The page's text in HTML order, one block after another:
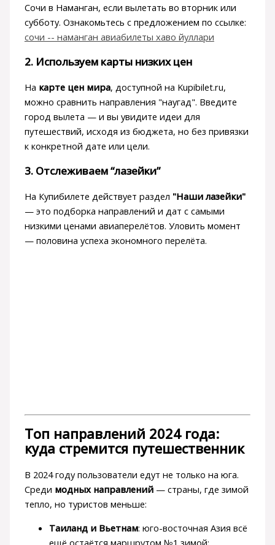
Сочи в Наманган, если вылетать во вторник или
субботу. Ознакомьтесь с предложением по ссылке:
сочи -- наманган авиабилеты хаво йуллари
2. Используем карты низких цен
На карте цен мира, доступной на Kupibilet.ru,
можно сравнить направления "наугад". Введите
город вылета — и вы увидите идеи для
путешествий, исходя из бюджета, но без привязки
к конкретной дате или цели.
3. Отслеживаем “лазейки”
На Купибилете действует раздел "Наши лазейки"
— это подборка направлений и дат с самыми
низкими ценами авиаперелётов. Уловить момент
— половина успеха экономного перелёта.
Топ направлений 2024 года:
куда стремится путешественник
В 2024 году пользователи едут не только на юга.
Среди модных направлений— страны, где зимой
тепло, но туристов меньше:
Таиланд и Вьетнам: юго-восточная Азия всё
ещё остаётся маршрутом №1 зимой;